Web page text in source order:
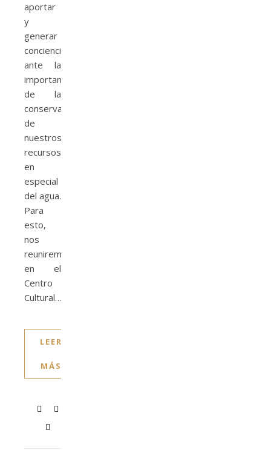
aportar
y
generar
conciencia
ante la
importancia
de la
conservación
de
nuestros
recursos,
en
especial
del agua.
Para
esto,
nos
reuniremos
en el
Centro
Cultural…
LEER
MÁS